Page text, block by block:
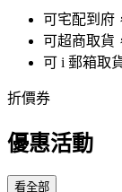
可宅配到府
可超商取貨
可 i 郵箱取
折價券
優惠活動
看全部